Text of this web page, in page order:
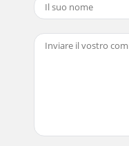
Pagina 19 -
jamstvo u trajanju od
pažljivo proizveden i
Pagina 21 - Korak 5